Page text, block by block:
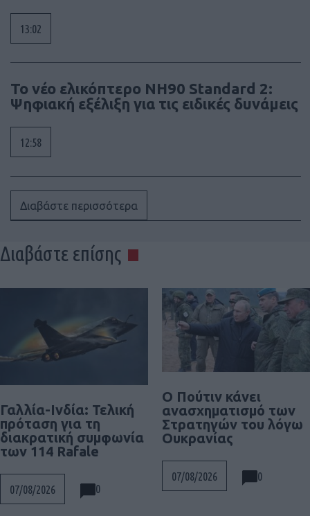
13:02
To νέο ελικόπτερο NH90 Standard 2:
Ψηφιακή εξέλιξη για τις ειδικές δυνάμεις
12:58
Διαβάστε περισσότερα
Διαβάστε επίσης
Γαλλία-Ινδία: Τελική
πρόταση για τη
διακρατική συμφωνία
των 114 Rafale
07/08/2026 0
Ο Πούτιν κάνει
ανασχηματισμό των
Στρατηγών του λόγω
Ουκρανίας
07/08/2026 0